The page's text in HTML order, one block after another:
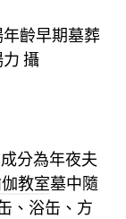
齡早期墓葬
攝
成分為年夜夫
教室墓中隨
、浴缶、方